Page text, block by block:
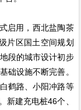
启用，西北盐陶茶
片区国土空间规划
段的城市设计初步
础设施不断完善。
鹤路、小阳冲路等
新建充电桩46个、